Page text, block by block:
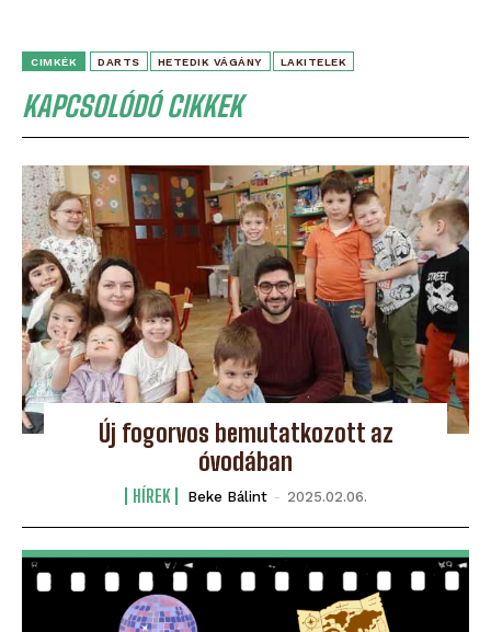
CIMKÉK DARTS HETEDIK VÁGÁNY LAKITELEK
KAPCSOLÓDÓ CIKKEK
Új fogorvos bemutatkozott az
óvodában
HÍREK Beke Bálint - 2025.02.06.